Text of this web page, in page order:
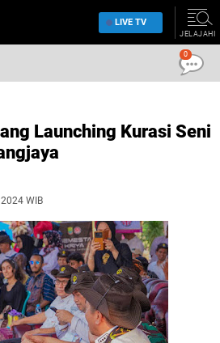
LIVE TV
JELAJAHI
Launching Kurasi Seni
WIB
0